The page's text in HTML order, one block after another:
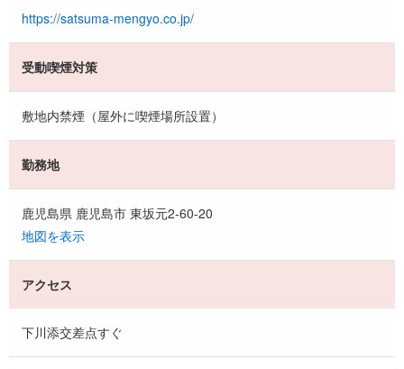
https://satsuma-mengyo.co.jp/
受動喫煙対策
敷地内禁煙（屋外に喫煙場所設置）
勤務地
鹿児島県 鹿児島市 東坂元2-60-20
地図を表示
アクセス
下川添交差点すぐ